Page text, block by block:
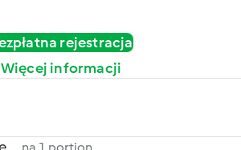
rejestracja
Więcej informacji